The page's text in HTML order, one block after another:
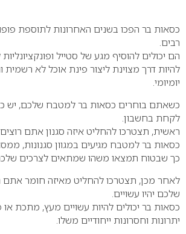
כסאות בר הפכו בשנים האחרונות לתוספת
רבים.
הם יכולים להוסיף מגע של סטייל
להיות דרך מצוינת ליצור פינת אוכל לא רשמית
יומיומי.
כשאתם בוחרים כסאות בר למטבח שלכם, יש
לקחת בחשבון.
ראשית, תצטרכו להחליט איזה סגנון אתם
כסאות בר למטבח מגיעים במגוון סגנונות,
כך שבטוח תמצאו משהו שמתאים לצרכים
לאחר מכן, תצטרכו להחליט מאיזה חומר אתם
שלכם יהיו עשויים.
כסאות בר יכולים להיות עשויים מעץ, מתכת
יתרונות וחסרונות ייחודיים משלו.